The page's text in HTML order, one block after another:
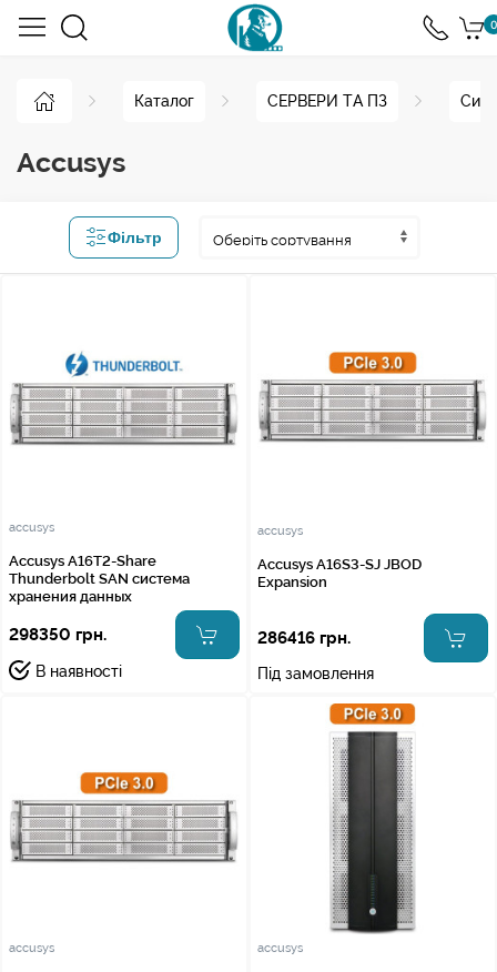
0
Каталог СЕРВЕРИ ТА ПЗ
Accusys
Фільтр
accusys
Accusys A16T2-Share
Thunderbolt SAN система
хранения данных
298350 грн.
В наявності
accusys
Accusys A16S3-SJ JBOD
Expansion
286416 грн.
Під замовлення
accusys accusys